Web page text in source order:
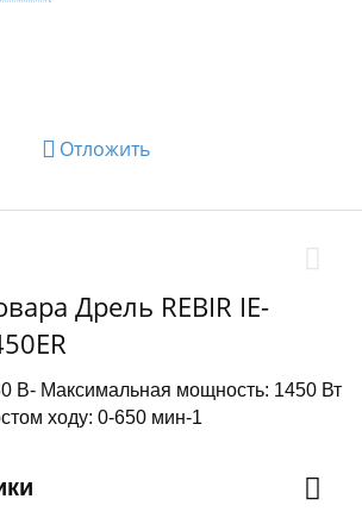
Отложить
Дрель REBIR IE-
В- Максимальная мощность: 1450 Вт
ходу: 0-650 мин-1